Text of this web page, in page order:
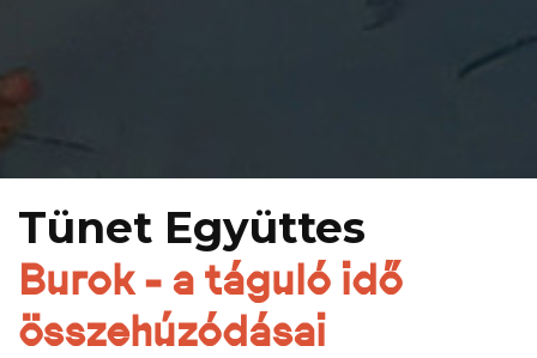
Tünet Együttes
Burok - a táguló idő
összehúzódásai